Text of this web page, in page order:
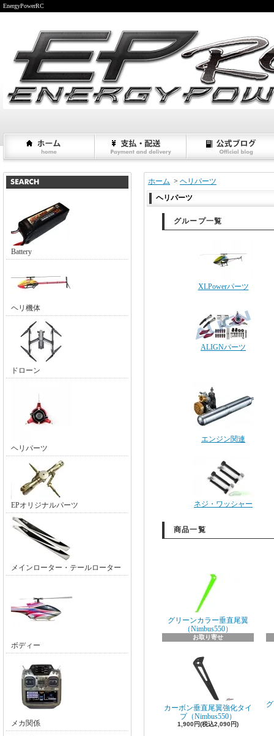
EnergyPowerRC
Battery
ヘリ機体
ドローン
ヘリパーツ
EPオリジナルパーツ
メインローター・テールローター
ボディー
メカ関係
ホーム > ヘリパーツ
ヘリパーツ
グループ一覧
XLPowerパーツ
ALIGNパーツ
エンジン関連
ネジ・ワッシャー
商品一覧
グリーンカラー垂直尾翼
（Nimbus550）
お取り寄せ
カーボン垂直尾翼強化タイ
プ（Nimbus550）
1,900円(税込2,090円)